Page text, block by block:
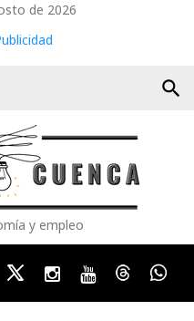
de 2026
search
y empleo
TwitterInstagram
YoutubeThreads